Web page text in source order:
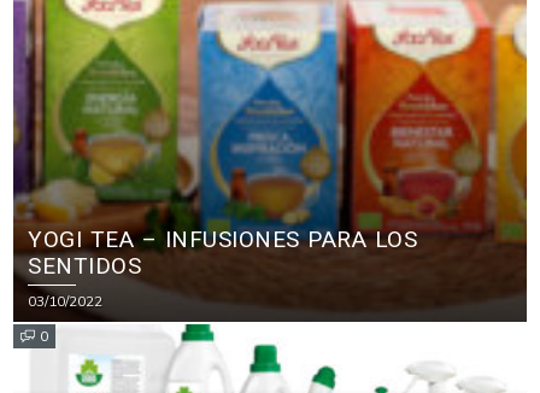
YOGI TEA – INFUSIONES PARA LOS
SENTIDOS
03/10/2022
0